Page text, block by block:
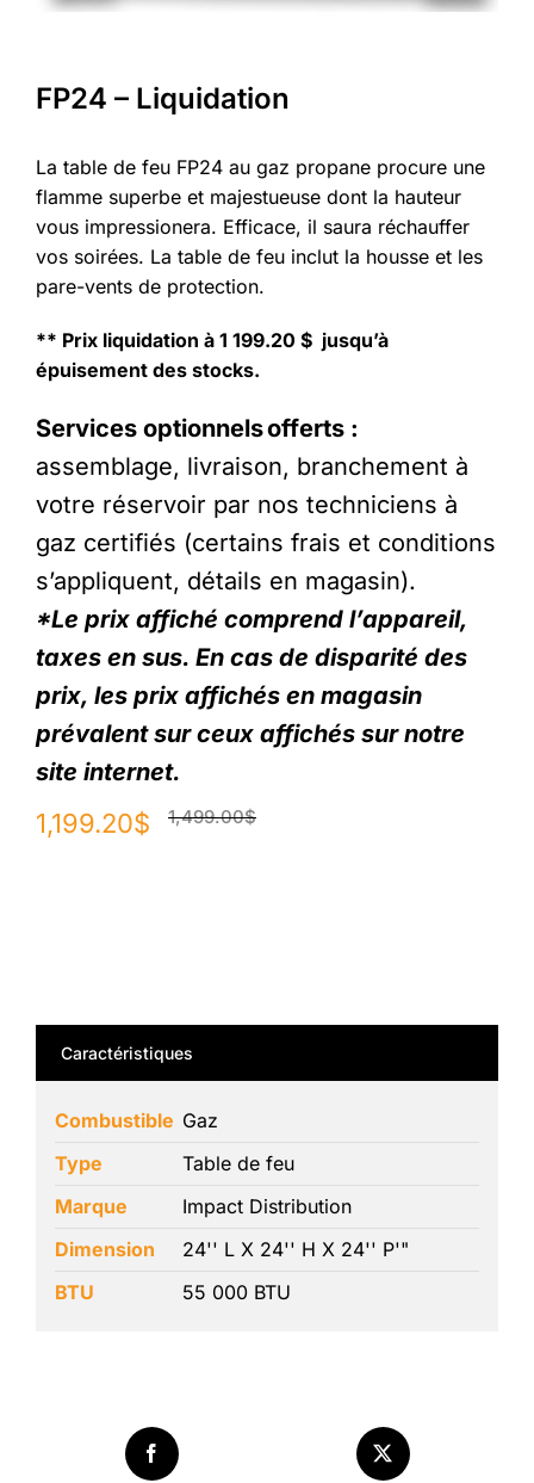
FP24 – Liquidation
La table de feu FP24 au gaz propane procure une
flamme superbe et majestueuse dont la hauteur
vous impressionera. Efficace, il saura réchauffer
vos soirées. La table de feu inclut la housse et les
pare-vents de protection.
** Prix liquidation à 1 199.20 $ jusqu’à
épuisement des stocks.
Services optionnels offerts :
assemblage, livraison, branchement à
votre réservoir par nos techniciens à
gaz certifiés (certains frais et conditions
s’appliquent, détails en magasin).
*Le prix affiché comprend l’appareil,
taxes en sus. En cas de disparité des
prix, les prix affichés en magasin
prévalent sur ceux affichés sur notre
site internet.
1,499.00$
Le
1,199.20$
Le
Caractéristiques
Combustible Gaz
Type
Table de feu
Marque
Impact Distribution
Dimension
24'' L X 24'' H X 24'' P'"
BTU
55 000 BTU